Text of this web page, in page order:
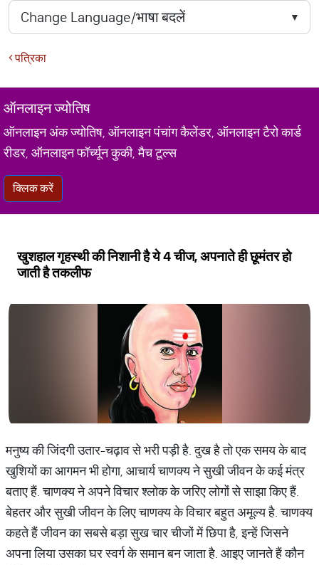
पत्रिका
ऑनलाइन ज्योतिष
ऑनलाइन अंक ज्योतिष, ऑनलाइन पंचांग कैलेंडर, ऑनलाइन टैरो कार्ड
रीडर, ऑनलाइन फॉर्च्यून कुकी, मैच टूल्स
क्लिक करें
खुशहाल गृहस्थी की निशानी है ये 4 चीज, अपनाते ही छूमंतर हो
जाती है तकलीफ
मनुष्य की जिंदगी उतार-चढ़ाव से भरी पड़ी है. दुख है तो एक समय के बाद
खुशियों का आगमन भी होगा, आचार्य चाणक्य ने सुखी जीवन के कई मंत्र
बताए हैं. चाणक्य ने अपने विचार श्लोक के जरिए लोगों से साझा किए हैं.
बेहतर और सुखी जीवन के लिए चाणक्य के विचार बहुत अमूल्य है. चाणक्य
कहते हैं जीवन का सबसे बड़ा सुख चार चीजों में छिपा है, इन्हें जिसने
अपना लिया उसका घर स्वर्ग के समान बन जाता है. आइए जानते हैं कौन